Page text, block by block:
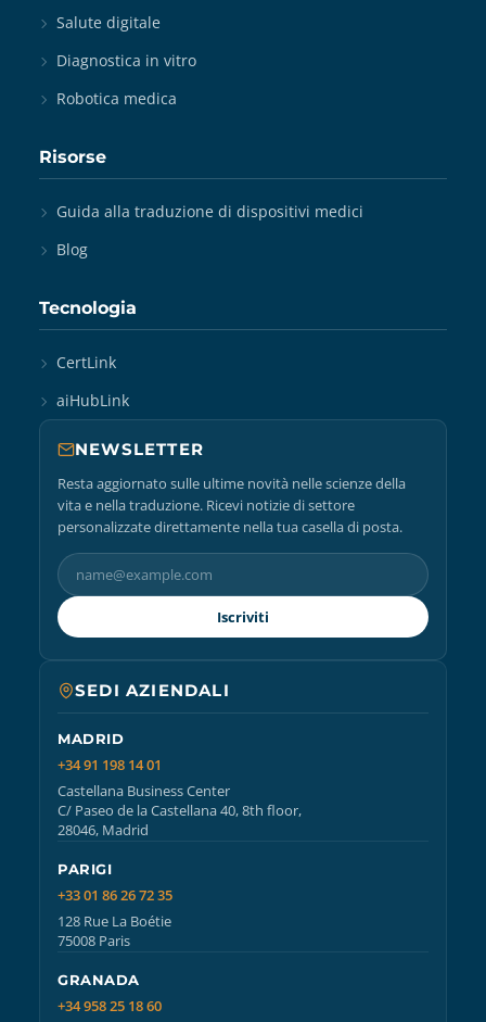
Salute digitale
Diagnostica in vitro
Robotica medica
Risorse
Guida alla traduzione di dispositivi medici
Blog
Tecnologia
CertLink
aiHubLink
NEWSLETTER
Resta aggiornato sulle ultime novità nelle scienze della
vita e nella traduzione. Ricevi notizie di settore
personalizzate direttamente nella tua casella di posta.
Iscriviti
SEDI AZIENDALI
MADRID
+34 91 198 14 01
Castellana Business Center
C/ Paseo de la Castellana 40, 8th floor,
28046, Madrid
PARIGI
+33 01 86 26 72 35
128 Rue La Boétie
75008 Paris
GRANADA
+34 958 25 18 60